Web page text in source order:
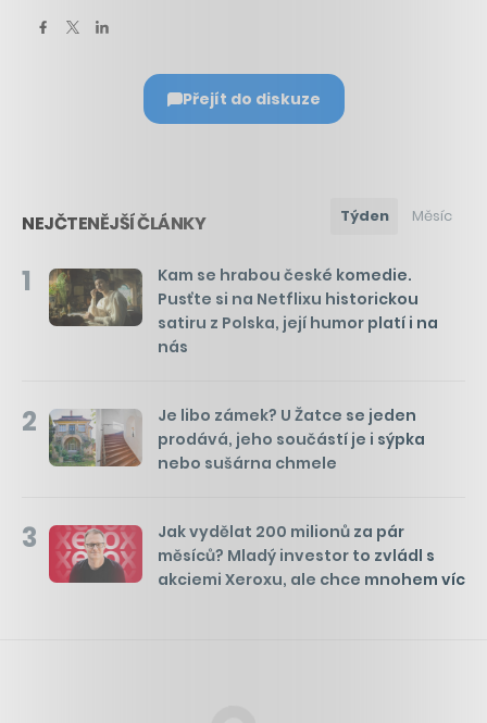
Přejít do diskuze
NEJČTENĚJŠÍ ČLÁNKY Týden Měsíc
1
Kam se hrabou české komedie.
Pusťte si na Netflixu historickou
satiru z Polska, její humor platí i na
nás
2
Je libo zámek? U Žatce se jeden
prodává, jeho součástí je i sýpka
nebo sušárna chmele
3
Jak vydělat 200 milionů za pár
měsíců? Mladý investor to zvládl s
akciemi Xeroxu, ale chce mnohem víc